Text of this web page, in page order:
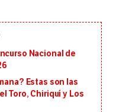
Nacional de
Estas son las
Toro, Chiriquí y Los